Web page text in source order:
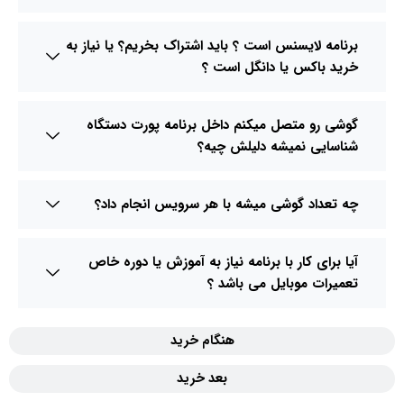
هنگام خرید
بعد خرید
برنامه لایسنس است ؟ باید اشتراک بخریم؟ یا نیاز به
خرید باکس یا دانگل است ؟
گوشی رو متصل میکنم داخل برنامه پورت دستگاه
شناسایی نمیشه دلیلش چیه؟
چه تعداد گوشی میشه با هر سرویس انجام داد؟
آیا برای کار با برنامه نیاز به آموزش یا دوره خاص
تعمیرات موبایل می باشد ؟